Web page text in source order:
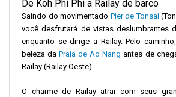
De Koh Phi Phi a Railay de barco
Saindo do movimentado Pier de Tonsai
você desfrutará de vistas deslumbrantes
enquanto se dirige a Railay. Pelo
beleza daPraia de Ao Nang antes de
Railay (Railay Oeste).
O charme de Railay atrai com seus